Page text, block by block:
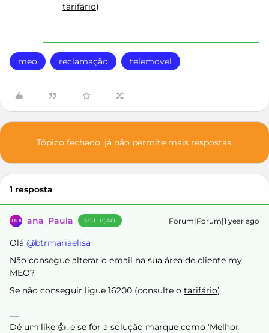
tarifário)
meo reclamação telemovel
Tópico fechado, já não permite mais respostas.
1 resposta
ana_Paula SOLUÇÃO Forum|Forum|1 year ago
Olá ​ @btrmariaelisa
Não consegue alterar o email na sua área de cliente my
MEO?
Se não conseguir ligue 16200 (consulte o tarifário)
Dê um like 👍, e se for a solução marque como 'Melhor